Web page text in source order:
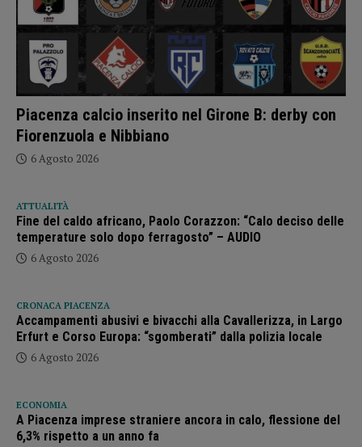
Piacenza calcio inserito nel Girone B: derby con
Fiorenzuola e Nibbiano
6 Agosto 2026
ATTUALITÀ
Fine del caldo africano, Paolo Corazzon: “Calo deciso delle
temperature solo dopo ferragosto” – AUDIO
6 Agosto 2026
CRONACA PIACENZA
Accampamenti abusivi e bivacchi alla Cavallerizza, in Largo
Erfurt e Corso Europa: “sgomberati” dalla polizia locale
6 Agosto 2026
ECONOMIA
A Piacenza imprese straniere ancora in calo, flessione del
6,3% rispetto a un anno fa